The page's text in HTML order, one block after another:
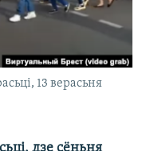
13 верасьня